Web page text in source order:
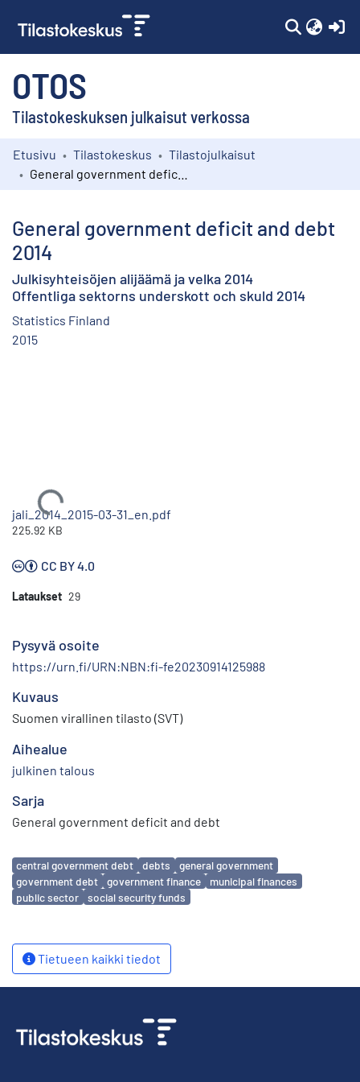
OTOS
Tilastokeskuksen julkaisut verkossa
Kokoelmat
Etusivu Tilastokeskus
Tilastojulkaisut
General government deficit and debt
2014
Julkisyhteisöjen alijäämä ja velka 2014
Offentliga sektorns underskott och skuld 2014
Statistics Finland
2015
Ladataan...
jali_2014_2015-03-31_en.pdf
225.92 KB
CC BY 4.0
Lataukset 29
Pysyvä osoite
https://urn.fi/URN:NBN:fi-fe20230914125988
Kuvaus
Suomen virallinen tilasto (SVT)
Aihealue
julkinen talous
Sarja
General government deficit and debt
Avainsanat
central government debt debts
general government
government debt
government finance
municipal finances
public sector
social security funds
Tietueen kaikki tiedot